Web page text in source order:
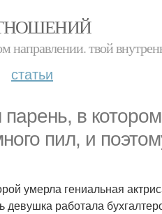
направлении. твой
статьи
в
пил, и
умерла гениальная
девушка работала